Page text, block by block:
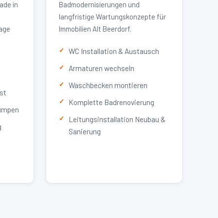
in
Badmodernisierungen und
langfristige Wartungskonzepte für
Immobilien Alt Beerdorf.
WC Installation & Austausch
Armaturen wechseln
Waschbecken montieren
Komplette Badrenovierung
Leitungsinstallation Neubau &
Sanierung